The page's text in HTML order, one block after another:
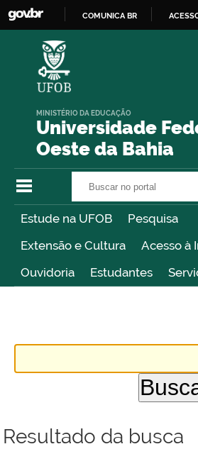
COMUNICA BR
Universidade
Oeste da Bahia
MINISTÉRIO DA EDUCAÇÃO
Estude na UFOB
Pesquisa
Extensão e Cultura
Acesso à
Ouvidoria
Estudantes
Resultado da busca